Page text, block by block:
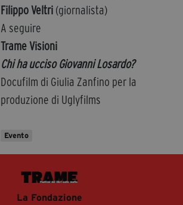
Filippo Veltri (giornalista)
A seguire
Trame Visioni
Chi ha ucciso Giovanni Losardo?
Docufilm di Giulia Zanfino per la
produzione di Uglyfilms
Evento
La Fondazione